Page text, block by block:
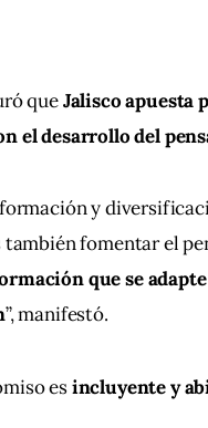
que Jalisco apuesta
el desarrollo del
y
también fomentar el
que se
”, manifestó.
es incluyente y